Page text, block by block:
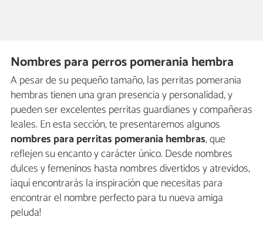
Nombres para perros pomerania hembra
A pesar de su pequeño tamaño, las perritas pomerania
hembras tienen una gran presencia y personalidad, y
pueden ser excelentes perritas guardianes y compañeras
leales. En esta sección, te presentaremos algunos
nombres para perritas pomerania hembras, que
reflejen su encanto y carácter único. Desde nombres
dulces y femeninos hasta nombres divertidos y atrevidos,
¡aquí encontrarás la inspiración que necesitas para
encontrar el nombre perfecto para tu nueva amiga
peluda!